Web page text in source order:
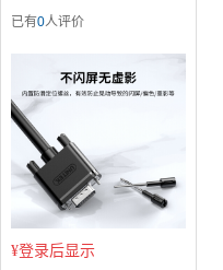
已有0人评价
¥登录后显示